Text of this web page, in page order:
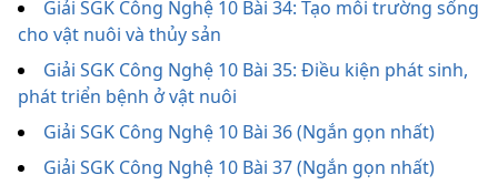
Giải SGK Công Nghệ 10 Bài 34: Tạo môi trường sống
cho vật nuôi và thủy sản
Giải SGK Công Nghệ 10 Bài 35: Điều kiện phát sinh,
phát triển bệnh ở vật nuôi
Giải SGK Công Nghệ 10 Bài 36 (Ngắn gọn nhất)
Giải SGK Công Nghệ 10 Bài 37 (Ngắn gọn nhất)